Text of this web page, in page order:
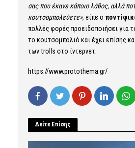
σας που έκανε κάποιο λάθος, αλλά
κουτσομπολεύετε», είπε ο
πολλές φορές προειδοποιήσει για
το κουτσομπολιό και έχει επίσης
των trolls στο ίντερνετ.
https://www.protothema.gr/
Δείτε Επίσης